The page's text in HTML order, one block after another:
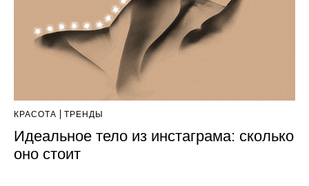
КРАСОТА ТРЕНДЫ
Идеальное тело из инстаграма: сколько
оно стоит